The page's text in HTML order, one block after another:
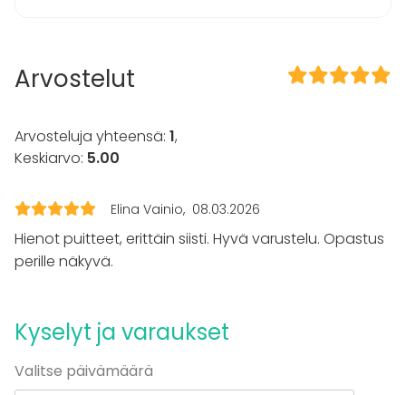
Tilatyypit
Kartano / Huvila
Mökki
Aktiviteetit
Golf
Veneily
Sup-lauta 20€ kpl yhteensä 4kpl
Yamarin Gross moottori vene 70 hv
Arvostelut
Arvosteluja yhteensä: 1,
Keskiarvo: 5.00
Elina Vainio 08.03.2026
Hienot puitteet, erittäin siisti. Hyvä varustelu. Opastus
perille näkyvä.
Kyselyt ja varaukset
Valitse päivämäärä